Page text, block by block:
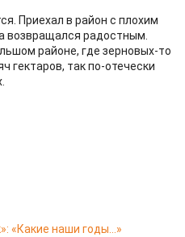
Приехал в район с плохим
возвращался радостным.
районе, где зерновых-то
гектаров, так по-отечески
«Какие наши годы…»